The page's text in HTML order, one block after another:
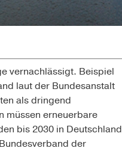
vernachlässigt. Beispiel
laut der Bundesanstalt
als dringend
müssen erneuerbare
bis 2030 in Deutschland
der